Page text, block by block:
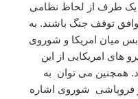
یک طرف از لحاظ نظامی
توقف جنگ باشند. به
بس میان امریکا و شوروی
های امریکایی از این
همچنین می توان به
فروپاشی شوروی اشاره